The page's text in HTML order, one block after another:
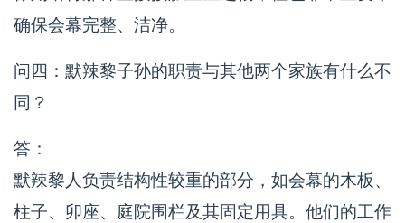
确保会幕完整、洁净。
问四：默辣黎子孙的职责与其他两个家族有什么不
同？
答：
默辣黎人负责结构性较重的部分，如会幕的木板、
柱子、卯座、庭院围栏及其固定用具。他们的工作